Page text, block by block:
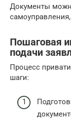
Документы
Пошаговая
подачи
Процесс
шаги: